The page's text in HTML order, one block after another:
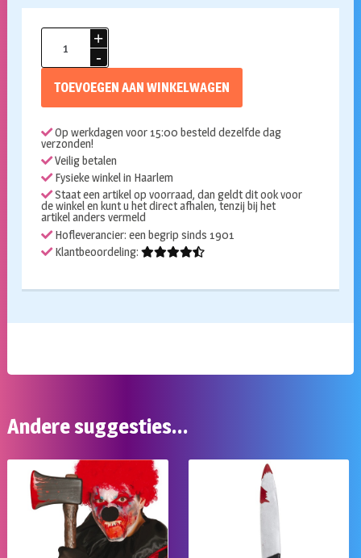
bloody
TOEVOEGEN AAN WINKELWAGEN
Op werkdagen voor 15:00 besteld dezelfde dag
verzonden!
Veilig betalen
Fysieke winkel in Haarlem
Staat een artikel op voorraad, dan geldt dit ook voor
de winkel en kunt u het direct afhalen, tenzij bij het
artikel anders vermeld
Hofleverancier: een begrip sinds 1901
Klantbeoordeling:
Andere suggesties…